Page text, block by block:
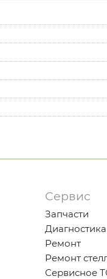
Сервис
Запчасти
Диагностика
Ремонт
Ремонт
Сервисное